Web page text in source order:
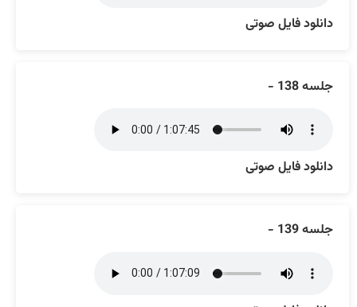
دانلود فایل صوتی
جلسه 138 -
دانلود فایل صوتی
جلسه 139 -